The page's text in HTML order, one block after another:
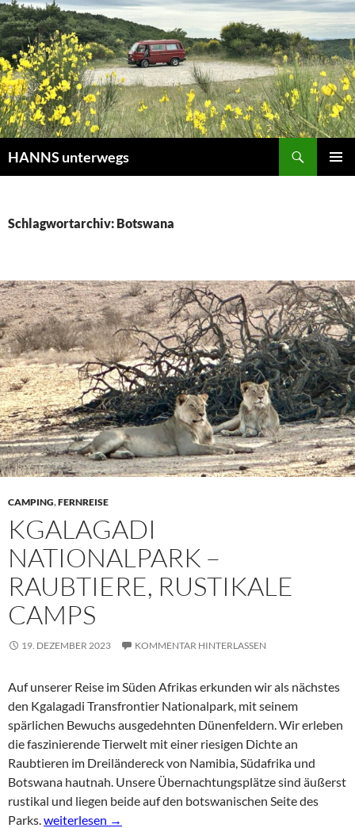
Zum
Inhalt
springen
HANNS unterwegs
Schlagwortarchiv: Botswana
CAMPING,FERNREISE
KGALAGADI
NATIONALPARK –
RAUBTIERE, RUSTIKALE
CAMPS
19. DEZEMBER 2023 KOMMENTAR HINTERLASSEN
Auf unserer Reise im Süden Afrikas erkunden wir als nächstes
den Kgalagadi Transfrontier Nationalpark, mit seinem
spärlichen Bewuchs ausgedehnten Dünenfeldern. Wir erleben
die faszinierende Tierwelt mit einer riesigen Dichte an
Raubtieren im Dreiländereck von Namibia, Südafrika und
Botswana hautnah. Unsere Übernachtungsplätze sind äußerst
rustikal und liegen beide auf den botswanischen Seite des
Parks.Kgalagadi Nationalpark – Raubtiere, rustikale Camps
weiterlesen →